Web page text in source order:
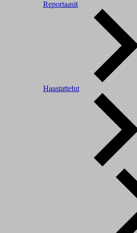
Reportaasit
Haastattelut